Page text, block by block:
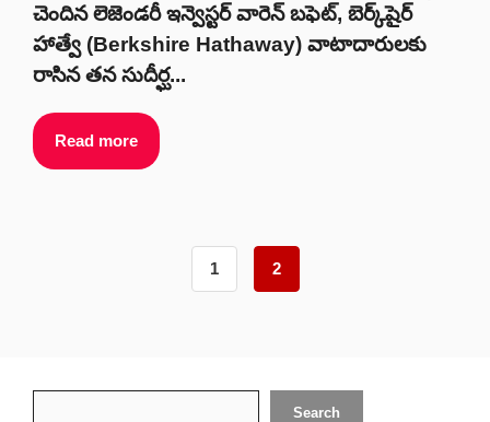
చెందిన లెజెండరీ ఇన్వెస్టర్ వారెన్ బఫెట్, బెర్క్‌షైర్
హాత్వే (Berkshire Hathaway) వాటాదారులకు
రాసిన తన సుదీర్ఘ...
Read more
1 2
Search